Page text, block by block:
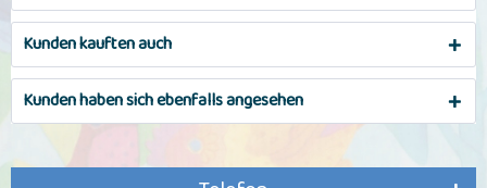
Kunden kauften auch
Kunden haben sich ebenfalls angesehen